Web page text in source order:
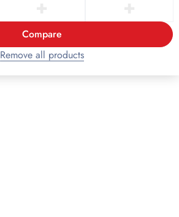
Compare
Remove all products